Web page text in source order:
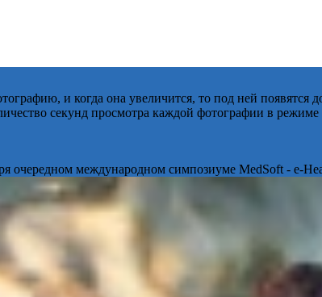
и когда она увеличится, то под ней появятся
секунд просмотра каждой фотографии в режиме
очередном международном симпозиуме MedSoft - e-